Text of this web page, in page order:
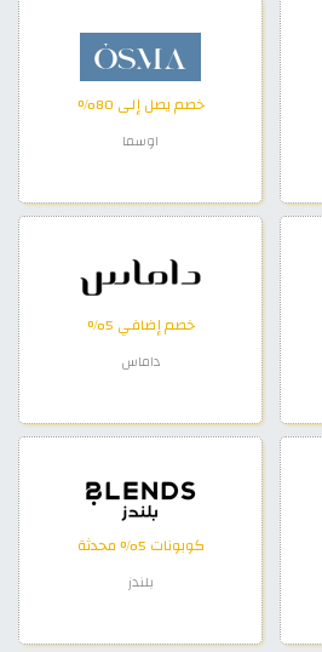
خصم يصل إلى 80%
اوسما
خصم إضافي 5%
داماس
كوبونات 5% محدثة
بلندز